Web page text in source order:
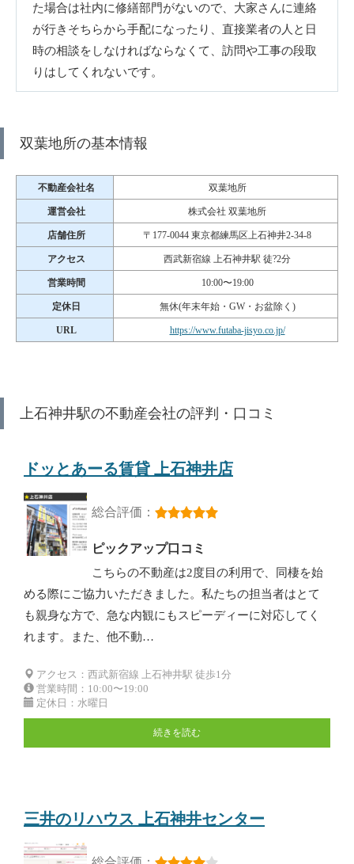
た場合は社内に修繕部門がないので、大家さんに連絡
が行きそちらから手配になったり、直接業者の人と日
時の相談をしなければならなくて、訪問や工事の段取
りはしてくれないです。
双葉地所の基本情報
不動産会社名 双葉地所
運営会社 株式会社 双葉地所
店舗住所 〒177-0044 東京都練馬区上石神井2-34-8
アクセス 西武新宿線 上石神井駅 徒?2分
営業時間 10:00〜19:00
定休日 無休(年末年始・GW・お盆除く)
URL https://www.futaba-jisyo.co.jp/
上石神井駅の不動産会社の評判・口コミ
ドッとあーる賃貸 上石神井店
総合評価：
ピックアップ口コミ
こちらの不動産は2度目の利用で、同棲を始
める際にご協力いただきました。私たちの担当者はとて
も親身な方で、急な内観にもスピーディーに対応してく
れます。また、他不動…
アクセス：西武新宿線 上石神井駅 徒歩1分
営業時間：10:00〜19:00
定休日：水曜日
続きを読む
三井のリハウス 上石神井センター